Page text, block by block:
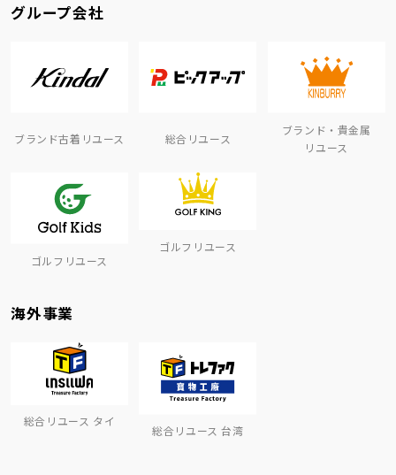
グループ会社
ブランド古着リユース 総合リユース
ブランド・貴金属
リユース
ゴルフリユース
ゴルフリユース
海外事業
総合リユース タイ
総合リユース 台湾